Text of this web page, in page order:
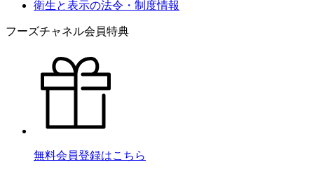
衛生と表示の法令・制度情報
フーズチャネル会員特典
無料会員登録はこちら